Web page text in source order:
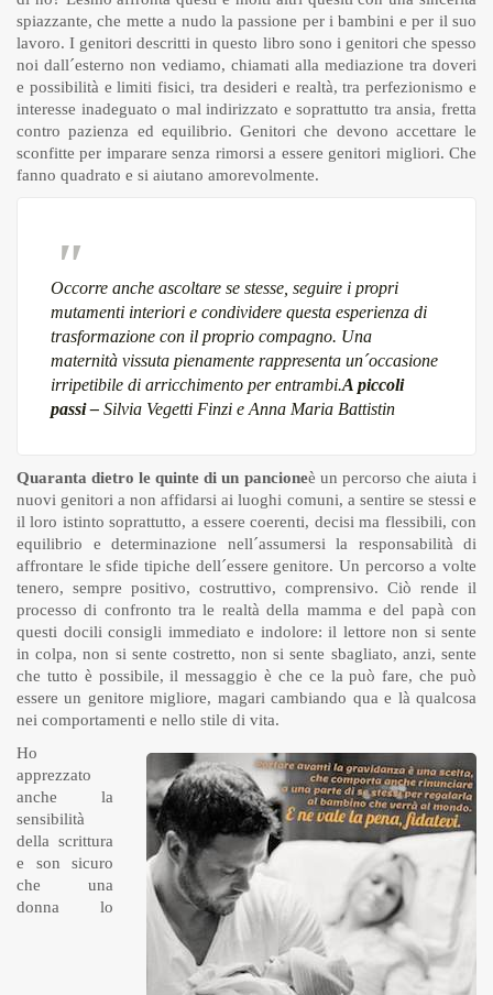
spiazzante, che mette a nudo la passione per i bambini e per il suo
lavoro. I genitori descritti in questo libro sono i genitori che spesso
noi dall´esterno non vediamo, chiamati alla mediazione tra doveri
e possibilità e limiti fisici, tra desideri e realtà, tra perfezionismo e
interesse inadeguato o mal indirizzato e soprattutto tra ansia, fretta
contro pazienza ed equilibrio. Genitori che devono accettare le
sconfitte per imparare senza rimorsi a essere genitori migliori. Che
fanno quadrato e si aiutano amorevolmente.
Occorre anche ascoltare se stesse, seguire i propri
mutamenti interiori e condividere questa esperienza di
trasformazione con il proprio compagno. Una
maternità vissuta pienamente rappresenta un´occasione
irripetibile di arricchimento per entrambi.A piccoli
passi – Silvia Vegetti Finzi e Anna Maria Battistin
Quaranta dietro le quinte di un pancioneè un percorso che aiuta i
nuovi genitori a non affidarsi ai luoghi comuni, a sentire se stessi e
il loro istinto soprattutto, a essere coerenti, decisi ma flessibili, con
equilibrio e determinazione nell´assumersi la responsabilità di
affrontare le sfide tipiche dell´essere genitore. Un percorso a volte
tenero, sempre positivo, costruttivo, comprensivo. Ciò rende il
processo di confronto tra le realtà della mamma e del papà con
questi docili consigli immediato e indolore: il lettore non si sente
in colpa, non si sente costretto, non si sente sbagliato, anzi, sente
che tutto è possibile, il messaggio è che ce la può fare, che può
essere un genitore migliore, magari cambiando qua e là qualcosa
nei comportamenti e nello stile di vita.
Ho
apprezzato
anche la
sensibilità
della scrittura
e son sicuro
che una
donna lo